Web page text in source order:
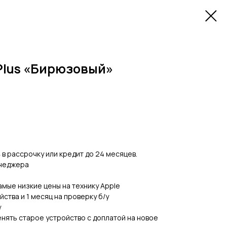
«Бирюзовый»
рассрочку или кредит до 24 месяцев.
низкие цены на технику Apple
и 1 месяц на проверку б/у
старое устройство с доплатой на новое